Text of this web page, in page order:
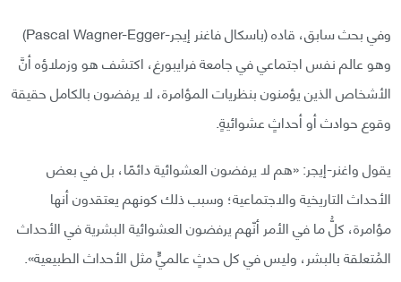
وفي بحث سابق، قاده (باسكال فاغنر إيجر-Pascal Wagner-Egger)
وهو عالم نفس اجتماعي في جامعة فرايبورغ، اكتشف هو وزملاؤه أنَّ
الأشخاص الذين يؤمنون بنظريات المؤامرة، لا يرفضون بالكامل حقيقة
وقوع حوادث أو أحداثٍ عشوائيةٍ.
يقول واغنر-إيجر: «هم لا يرفضون العشوائية دائمًا، بل في بعض
الأحداث التاريخية والاجتماعية؛ وسبب ذلك كونهم يعتقدون أنها
مؤامرة، كلُّ ما في الأمر أنّهم يرفضون العشوائية البشرية في الأحداث
المُتعلقة بالبشر، وليس في كل حدثٍ عالميٍّ مثل الأحداث الطبيعية».